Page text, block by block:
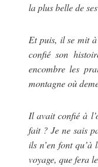
la plus belle de
Et puis, il se mit
confié son
encombre les
montagne où
Il avait confié à
fait ? Je ne sais
ils n’en font
voyage, que fera